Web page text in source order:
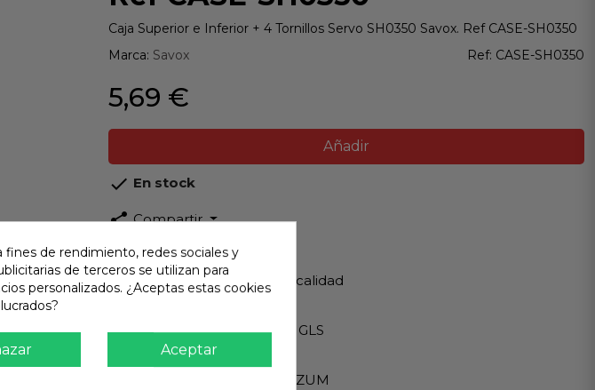
Caja Superior e Inferior + 4 Tornillos Servo SH0350 Savox. Ref CASE-SH0350
Marca: Savox Ref: CASE-SH0350
5,69 €
Añadir
 En stock
share Compartir
Calidad Garantizada
Productos de Máxima calidad
Envios Internacionales GLS
Pago Seguro
TARJETA - PAYPAL - BIZUM
de rendimiento, redes sociales y
de terceros se utilizan para
personalizados. ¿Aceptas estas cookies
Aceptar